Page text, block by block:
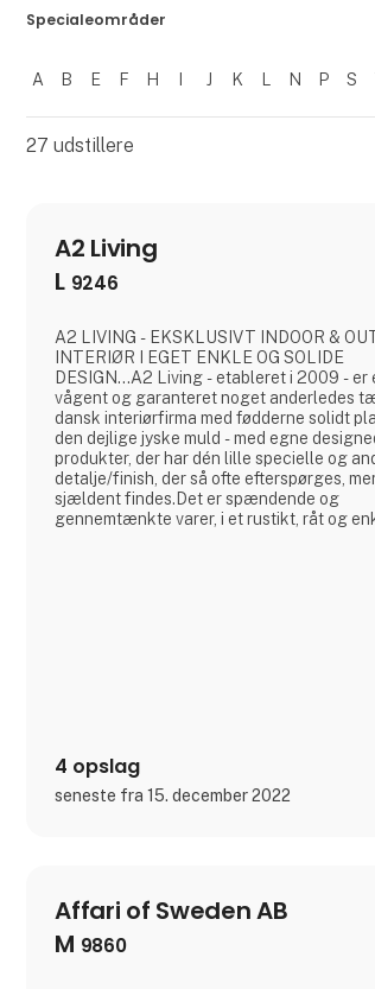
Specialeområder
Filtrer resultater
A B E F H I J K L N P S
27 udstillere
A2 Living
L 9246
A2 LIVING - EKSKLUSIVT INDOOR &
INTERIØR I EGET ENKLE OG SOLIDE
DESIGN...A2 Living - etableret i 2009 - er et lille,
vågent og garanteret noget anderledes
dansk interiørfirma med fødderne solidt
den dejlige jyske muld - med egne
produkter, der har dén lille specielle og
detalje/finish, der så ofte efterspørges,
sjældent findes.Det er spændende og
gennemtænkte varer, i et rustikt, råt og
4 opslag
seneste fra 15. december 2022
Affari of Sweden AB
M 9860